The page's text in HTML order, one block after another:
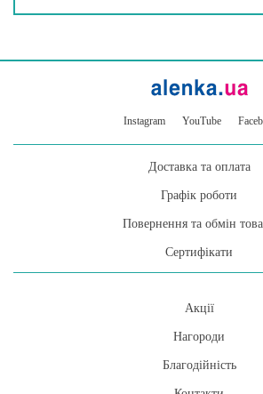
Instagram YouTube
Доставка та оплата
Графік роботи
Повернення та обмін
Сертифікати
Акції
Нагороди
Благодійність